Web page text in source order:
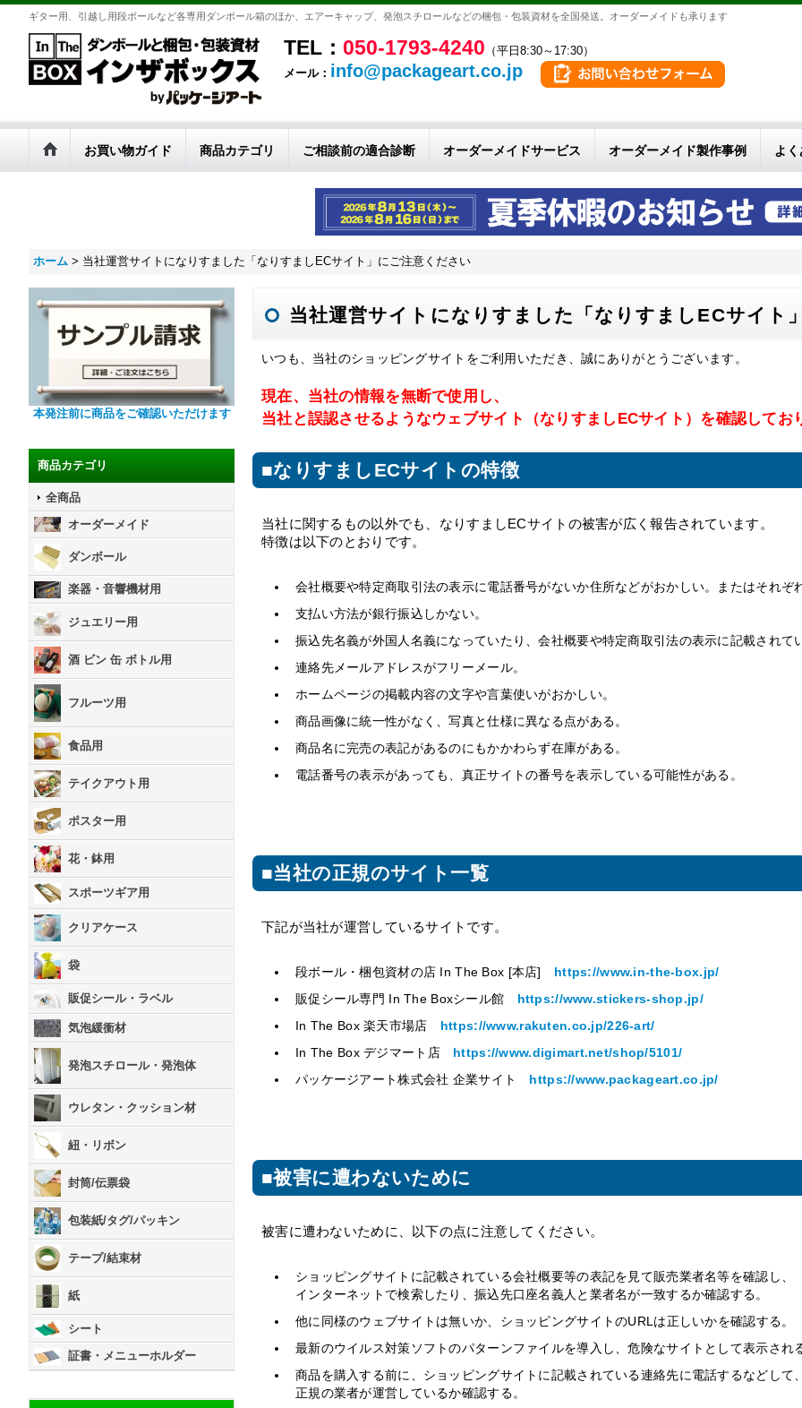
ギター用、引越し用段ボールなど各専用ダンボール箱のほか、エアーキャップ、発泡スチロールなどの梱包・包装資材を全国発送。オーダーメイドも承ります
TEL： 050-1793-4240 （平日8:30～17:30）
メール： info@packageart.co.jp
お買い物ガイド 商品カテゴリ ご相談前の適合診断 オーダーメイドサービス オーダーメイド製作事例 よ
ホーム > 当社運営サイトになりすました「なりすましECサイト」にご注意ください
本発注前に商品をご確認いただけます
商品カテゴリ
全商品
オーダーメイド
ダンボール
楽器・音響機材用
ジュエリー用
酒 ビン 缶 ボトル用
フルーツ用
食品用
テイクアウト用
ポスター用
花・鉢用
スポーツギア用
クリアケース
袋
販促シール・ラベル
気泡緩衝材
発泡スチロール・発泡体
ウレタン・クッション材
紐・リボン
封筒/伝票袋
包装紙/タグ/パッキン
テープ/結束材
紙
シート
証書・メニューホルダー
当社運営サイトになりすました「なりすましECサイト
いつも、当社のショッピングサイトをご利用いただき、誠にありがとうございます。
現在、当社の情報を無断で使用し、
当社と誤認させるようなウェブサイト（なりすましECサイト）を確認してお
■なりすましECサイトの特徴
当社に関するもの以外でも、なりすましECサイトの被害が広く報告されています。
特徴は以下のとおりです。
会社概要や特定商取引法の表示に電話番号がないか住所などがおかしい。またはそれぞ
支払い方法が銀行振込しかない。
振込先名義が外国人名義になっていたり、会社概要や特定商取引法の表示に記載されて
連絡先メールアドレスがフリーメール。
ホームページの掲載内容の文字や言葉使いがおかしい。
商品画像に統一性がなく、写真と仕様に異なる点がある。
商品名に完売の表記があるのにもかかわらず在庫がある。
電話番号の表示があっても、真正サイトの番号を表示している可能性がある。
■当社の正規のサイト一覧
下記が当社が運営しているサイトです。
段ボール・梱包資材の店 In The Box [本店] https://www.in-the-box.jp/
販促シール専門 In The Boxシール館 https://www.stickers-shop.jp/
In The Box 楽天市場店 https://www.rakuten.co.jp/226-art/
In The Box デジマート店 https://www.digimart.net/shop/5101/
パッケージアート株式会社 企業サイト https://www.packageart.co.jp/
■被害に遭わないために
被害に遭わないために、以下の点に注意してください。
ショッピングサイトに記載されている会社概要等の表記を見て販売業者名等を確認し、
インターネットで検索したり、振込先口座名義人と業者名が一致するか確認する。
他に同様のウェブサイトは無いか、ショッピングサイトのURLは正しいかを確認する。
最新のウイルス対策ソフトのパターンファイルを導入し、危険なサイトとして表示され
商品を購入する前に、ショッピングサイトに記載されている連絡先に電話するなどして、
正規の業者が運営しているか確認する。